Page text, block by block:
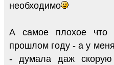
необходимо
А самое плохое что
прошлом году - а у
- думала даж